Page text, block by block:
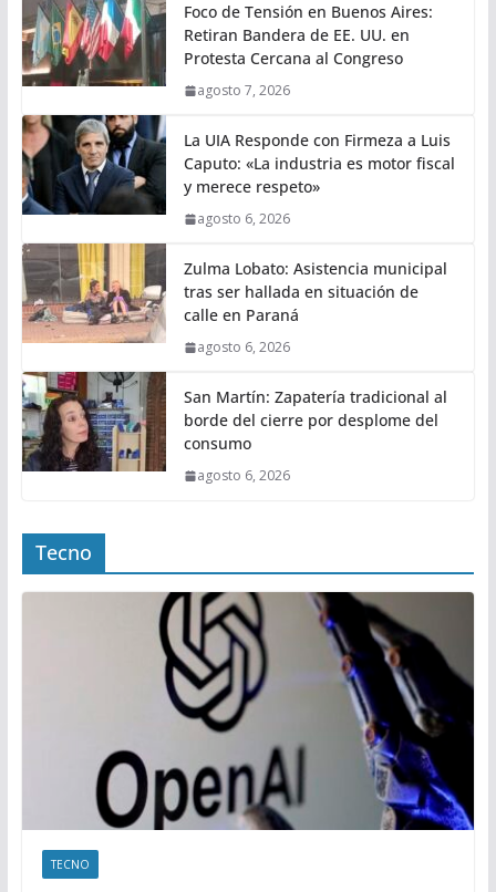
Foco de Tensión en Buenos Aires:
Retiran Bandera de EE. UU. en
Protesta Cercana al Congreso
agosto 7, 2026
La UIA Responde con Firmeza a Luis
Caputo: «La industria es motor fiscal
y merece respeto»
agosto 6, 2026
Zulma Lobato: Asistencia municipal
tras ser hallada en situación de
calle en Paraná
agosto 6, 2026
San Martín: Zapatería tradicional al
borde del cierre por desplome del
consumo
agosto 6, 2026
Tecno
TECNO